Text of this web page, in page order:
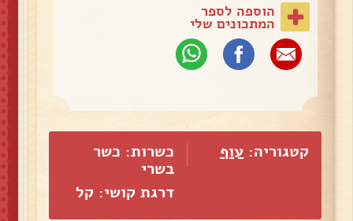
הוספה לספר
המתכונים שלי
קטגוריה: עוף
כשרות: כשר
בשרי
דרגת קושי: קל